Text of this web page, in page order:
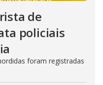
de
policiais
foram registradas